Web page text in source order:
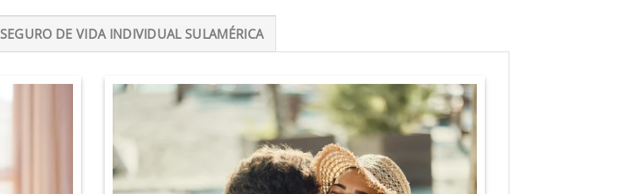
SEGURO DE VIDA INDIVIDUAL SULAMÉRICA